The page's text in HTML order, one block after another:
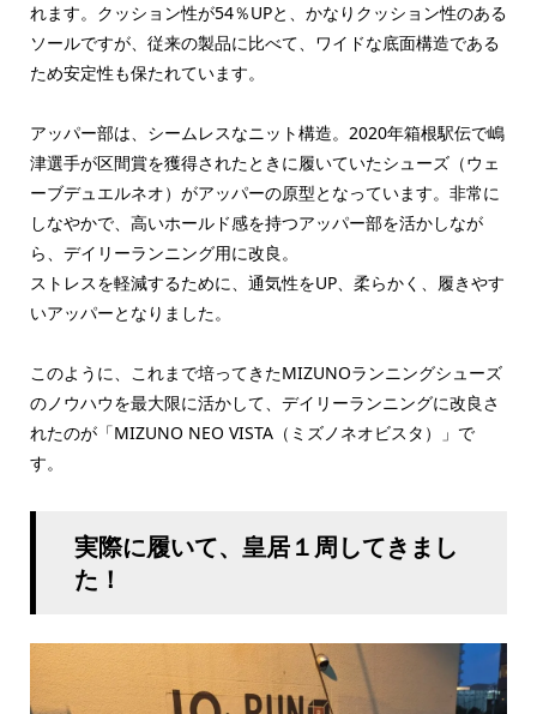
れます。クッション性が54％UPと、かなりクッション性のある
ソールですが、従来の製品に比べて、ワイドな底面構造である
ため安定性も保たれています。
アッパー部は、シームレスなニット構造。2020年箱根駅伝で嶋
津選手が区間賞を獲得されたときに履いていたシューズ（ウェ
ーブデュエルネオ）がアッパーの原型となっています。非常に
しなやかで、高いホールド感を持つアッパー部を活かしなが
ら、デイリーランニング用に改良。
ストレスを軽減するために、通気性をUP、柔らかく、履きやす
いアッパーとなりました。
このように、これまで培ってきたMIZUNOランニングシューズ
のノウハウを最大限に活かして、デイリーランニングに改良さ
れたのが「MIZUNO NEO VISTA（ミズノネオビスタ）」で
す。
実際に履いて、皇居１周してきまし
た！